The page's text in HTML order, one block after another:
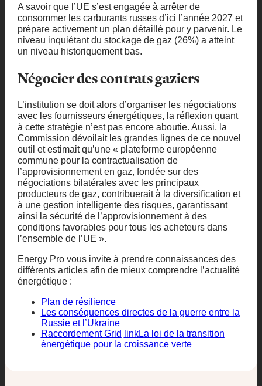
A savoir que l’UE s’est engagée à arrêter de
consommer les carburants russes d’ici l’année 2027 et
prépare activement un plan détaillé pour y parvenir. Le
niveau inquiétant du stockage de gaz (26%) a atteint
un niveau historiquement bas.
Négocier des contrats gaziers
L’institution se doit alors d’organiser les négociations
avec les fournisseurs énergétiques, la réflexion quant
à cette stratégie n’est pas encore aboutie. Aussi, la
Commission dévoilait les grandes lignes de ce nouvel
outil et estimait qu’une « plateforme européenne
commune pour la contractualisation de
l’approvisionnement en gaz, fondée sur des
négociations bilatérales avec les principaux
producteurs de gaz, contribuerait à la diversification et
à une gestion intelligente des risques, garantissant
ainsi la sécurité de l’approvisionnement à des
conditions favorables pour tous les acheteurs dans
l’ensemble de l’UE ».
Energy Pro vous invite à prendre connaissances des
différents articles afin de mieux comprendre l’actualité
énergétique :
Plan de résilience
Les conséquences directes de la guerre entre la
Russie et l’Ukraine
RaccordementGrid linkLa loi de la transition
énergétique pour la croissance verte